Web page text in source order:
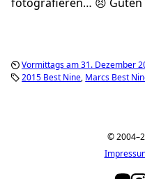
Vormittags am 31. Dezember
2015 Best Nine Marcs Best
©